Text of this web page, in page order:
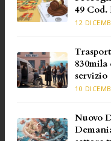
49
12
servizio
10
Nuovo